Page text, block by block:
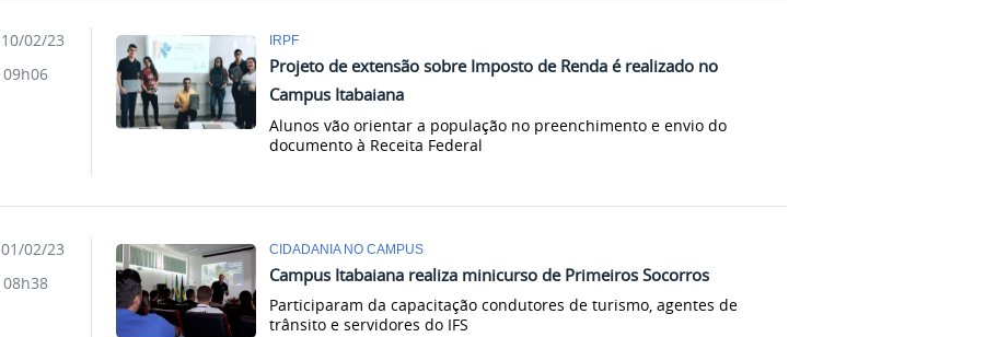
IRPF
Projeto de extensão sobre Imposto de Renda é realizado no
Campus Itabaiana
Alunos vão orientar a população no preenchimento e envio do
documento à Receita Federal
10/02/23
09h06
CIDADANIA NO CAMPUS
Campus Itabaiana realiza minicurso de Primeiros Socorros
Participaram da capacitação condutores de turismo, agentes de
trânsito e servidores do IFS
01/02/23
08h38